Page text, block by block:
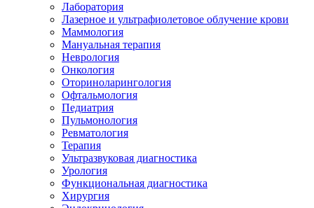
Лаборатория
Лазерное и ультрафиолетовое облучение крови
Маммология
Мануальная терапия
Неврология
Онкология
Оториноларингология
Офтальмология
Педиатрия
Пульмонология
Ревматология
Терапия
Ультразвуковая диагностика
Урология
Функциональная диагностика
Хирургия